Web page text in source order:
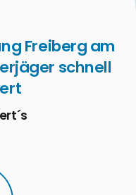
Freiberg am
schnell